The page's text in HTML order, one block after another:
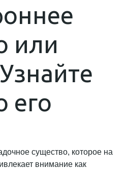
или
его
существо, которое на
внимание как